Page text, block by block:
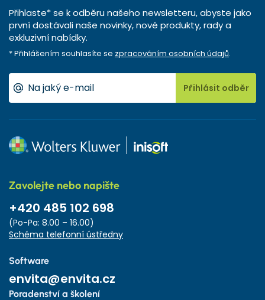
Přihlaste* se k odběru našeho newsletteru, abyste jako
první dostávali naše novinky, nové produkty, rady a
exkluzivní nabídky.
* Přihlášením souhlasíte se zpracováním osobních údajů.
Přihlásit odběr
Zavolejte nebo napište
+420 485 102 698
(Po-Pa: 8.00 – 16.00)
Schéma telefonní ústředny
Software
envita@envita.cz
Poradenství a školení